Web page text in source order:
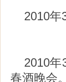
2010年
2010
春酒晚会。